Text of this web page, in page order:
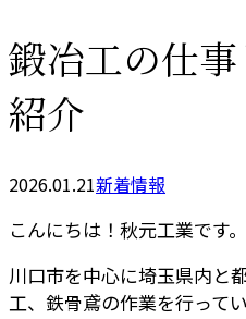
鍛冶工の仕
紹介
2026.01.21新着情報
こんにちは！秋元工業です。
川口市を中心に埼玉県内と
工、鉄骨鳶の作業を行ってい